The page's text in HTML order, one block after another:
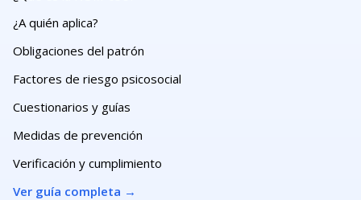
¿A quién aplica?
Obligaciones del patrón
Factores de riesgo psicosocial
Cuestionarios y guías
Medidas de prevención
Verificación y cumplimiento
Ver guía completa →